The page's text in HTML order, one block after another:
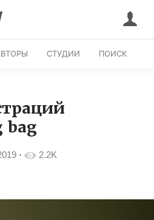
СТУДИИ ПОИСК
bag
· 2.2K